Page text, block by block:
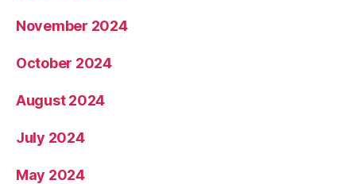
November 2024
October 2024
August 2024
July 2024
May 2024